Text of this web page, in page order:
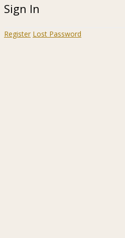
Sign In
Register Lost Password